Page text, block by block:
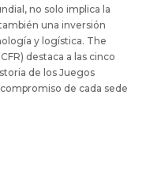
no solo implica la
una inversión
y logística. The
destaca a las cinco
de los Juegos
de cada sede